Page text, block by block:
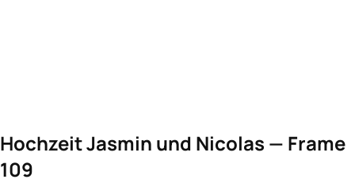
Hochzeit Jasmin und Nicolas — Frame
109